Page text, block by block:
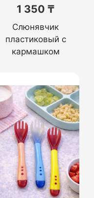
1 350 ₸
Слюнявчик
пластиковый с
кармашком